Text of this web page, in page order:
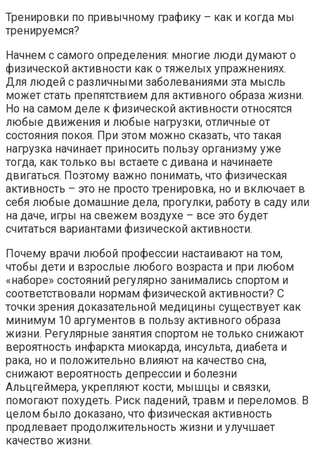
Тренировки по привычному графику – как и когда мы
тренируемся?
Начнем с самого определения: многие люди думают о
физической активности как о тяжелых упражнениях.
Для людей с различными заболеваниями эта мысль
может стать препятствием для активного образа жизни.
Но на самом деле к физической активности относятся
любые движения и любые нагрузки, отличные от
состояния покоя. При этом можно сказать, что такая
нагрузка начинает приносить пользу организму уже
тогда, как только вы встаете с дивана и начинаете
двигаться. Поэтому важно понимать, что физическая
активность – это не просто тренировка, но и включает в
себя любые домашние дела, прогулки, работу в саду или
на даче, игры на свежем воздухе – все это будет
считаться вариантами физической активности.
Почему врачи любой профессии настаивают на том,
чтобы дети и взрослые любого возраста и при любом
«наборе» состояний регулярно занимались спортом и
соответствовали нормам физической активности? С
точки зрения доказательной медицины существует как
минимум 10 аргументов в пользу активного образа
жизни. Регулярные занятия спортом не только снижают
вероятность инфаркта миокарда, инсульта, диабета и
рака, но и положительно влияют на качество сна,
снижают вероятность депрессии и болезни
Альцгеймера, укрепляют кости, мышцы и связки,
помогают похудеть. Риск падений, травм и переломов. В
целом было доказано, что физическая активность
продлевает продолжительность жизни и улучшает
качество жизни.